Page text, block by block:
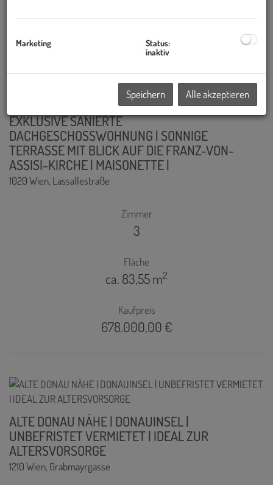
EXKLUSIVE SANIERTE
DACHGESCHOSSWOHNUNG | SONNIGE
TERRASSE MIT BLICK AUF DIE FRANZ-VON-
ASSISI-KIRCHE | MAISONETTE |
1020 Wien, Lassallestraße
Zimmer
3
Fläche
ca. 83,55 m2
Kaufpreis
678.000,00 €
ALTE DONAU NÄHE | DONAUINSEL |
UNBEFRISTET VERMIETET | IDEAL ZUR
ALTERSVORSORGE
1210 Wien, Grabmayrgasse
Marketing
Status:
inaktiv
Speichern Alle akzeptieren